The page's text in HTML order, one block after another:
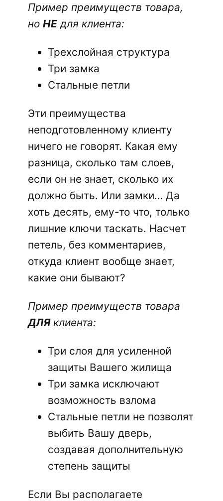
Пример преимуществ товара,
но НЕ для клиента:
Трехслойная структура
Три замка
Стальные петли
Эти преимущества
неподготовленному клиенту
ничего не говорят. Какая ему
разница, сколько там слоев,
если он не знает, сколько их
должно быть. Или замки… Да
хоть десять, ему-то что, только
лишние ключи таскать. Насчет
петель, без комментариев,
откуда клиент вообще знает,
какие они бывают?
Пример преимуществ товара
ДЛЯклиента:
Три слоя для усиленной
защиты Вашего жилища
Три замка исключают
возможность взлома
Стальные петли не позволят
выбить Вашу дверь,
создавая дополнительную
степень защиты
Если Вы располагаете